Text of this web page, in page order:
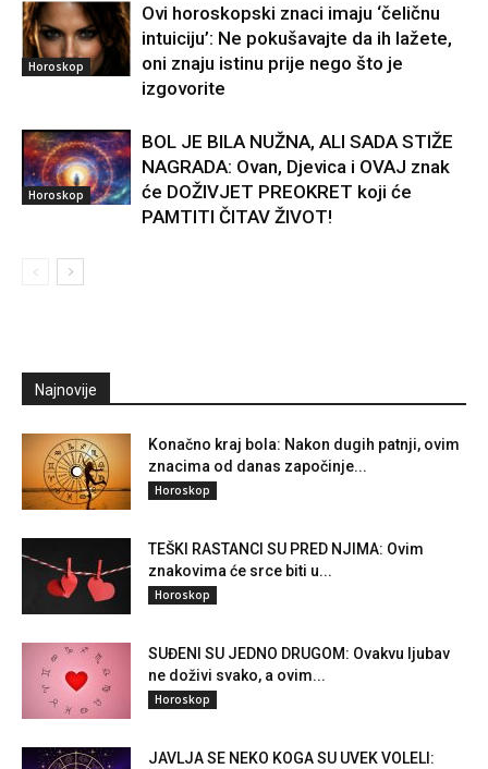
Horoskop
Ovi horoskopski znaci imaju ‘čeličnu
intuiciju’: Ne pokušavajte da ih lažete,
oni znaju istinu prije nego što je
izgovorite
Horoskop
BOL JE BILA NUŽNA, ALI SADA STIŽE
NAGRADA: Ovan, Djevica i OVAJ znak
će DOŽIVJET PREOKRET koji će
PAMTITI ČITAV ŽIVOT!
Najnovije
Konačno kraj bola: Nakon dugih patnji, ovim
znacima od danas započinje...
Horoskop
TEŠKI RASTANCI SU PRED NJIMA: Ovim
znakovima će srce biti u...
Horoskop
SUĐENI SU JEDNO DRUGOM: Ovakvu ljubav
ne doživi svako, a ovim...
Horoskop
JAVLJA SE NEKO KOGA SU UVEK VOLELI: